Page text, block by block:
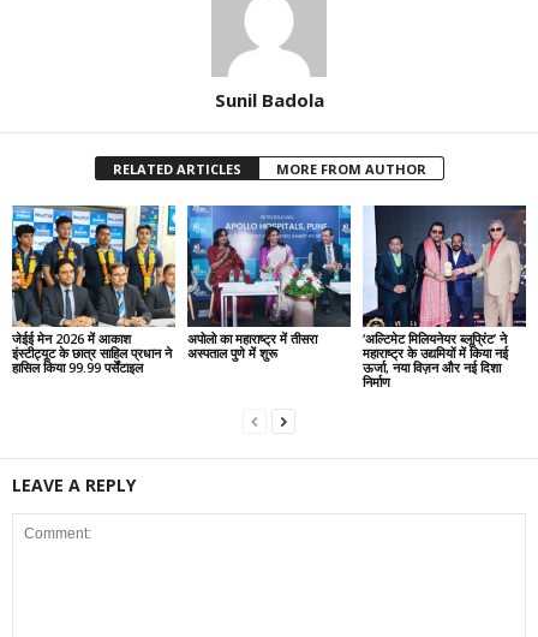
Sunil Badola
RELATED ARTICLES MORE FROM AUTHOR
जेईई मेन 2026 में आकाश
इंस्टीट्यूट के छात्र साहिल प्रधान ने
हासिल किया 99.99 पर्सेंटाइल
अपोलो का महाराष्ट्र में तीसरा
अस्पताल पुणे में शुरू
‘अल्टिमेट मिलियनेयर ब्लूप्रिंट’ ने
महाराष्ट्र के उद्यमियों में किया नई
ऊर्जा, नया विज़न और नई दिशा
निर्माण
LEAVE A REPLY